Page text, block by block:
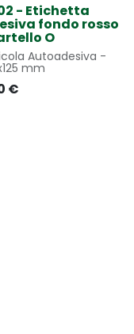
- Etichetta
fondo rosso
O
Autoadesiva -
mm
€